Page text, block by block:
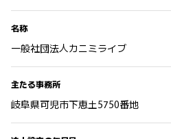
名称
一般社団法人カニミライブ
主たる事務所
岐阜県可児市下恵土5750番地